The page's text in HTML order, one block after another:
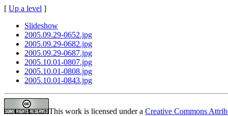
[ Up a level ]
Slideshow
2005.09.29-0652.jpg
2005.09.29-0682.jpg
2005.09.29-0687.jpg
2005.10.01-0807.jpg
2005.10.01-0808.jpg
2005.10.01-0843.jpg
This work is licensed under a Creative Commons